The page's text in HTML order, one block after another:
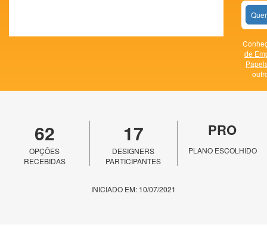
de
62
OPÇÕES
RECEBIDAS
17
DESIGNERS
PARTICIPANTES
PRO
PLANO ESCOLHIDO
INICIADO EM: 10/07/2021